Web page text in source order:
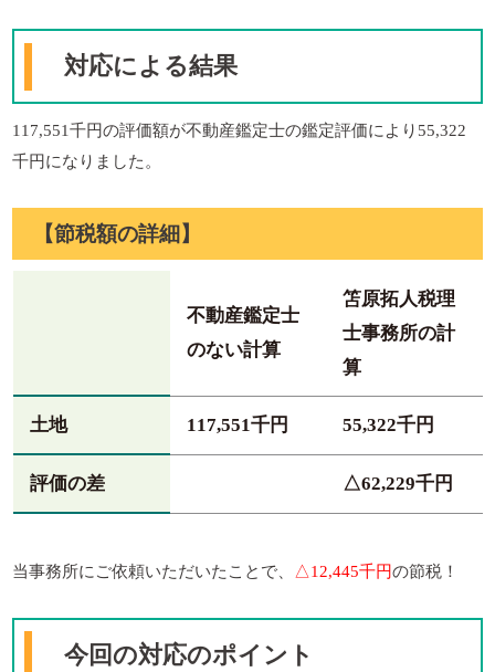
対応による結果
117,551千円の評価額が不動産鑑定士の鑑定評価により55,322
千円になりました。
【節税額の詳細】
不動産鑑定士
のない計算
笘原拓人税理
士事務所の計
算
土地 117,551千円 55,322千円
評価の差 △62,229千円
当事務所にご依頼いただいたことで、 △12,445千円の節税！
今回の対応のポイント